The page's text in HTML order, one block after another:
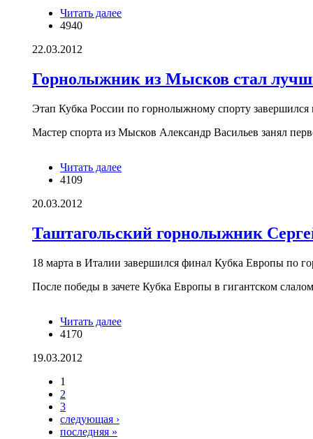
Читать далее
4940
22.03.2012
Горнолыжник из Мысков стал
Этап Кубка России по горнолыжному спорту завершился
Мастер спорта из Мысков Александр Васильев занял
Читать далее
4109
20.03.2012
Таштагольский горнолыжник
18 марта в Италии завершился финал Кубка Европы по
После победы в зачете Кубка Европы в гигантском
Читать далее
4170
19.03.2012
Страницы
1
2
3
следующая ›
последняя »